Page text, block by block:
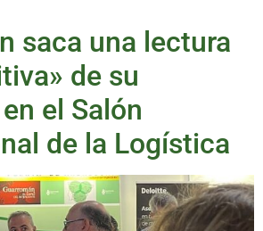
saca una lectura
de su
el Salón
de la Logística